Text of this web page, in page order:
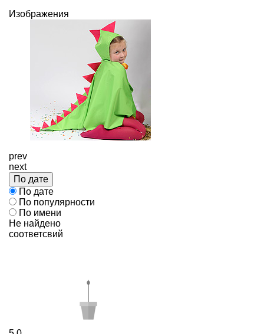
Изображения
prev
next
По дате
По дате
По популярности
По имени
Не найдено
соответсвий